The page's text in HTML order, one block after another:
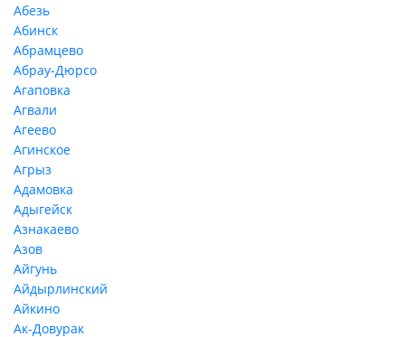
Абезь
Абинск
Абрамцево
Абрау-Дюрсо
Агаповка
Агвали
Агеево
Агинское
Агрыз
Адамовка
Адыгейск
Азнакаево
Азов
Айгунь
Айдырлинский
Айкино
Ак-Довурак